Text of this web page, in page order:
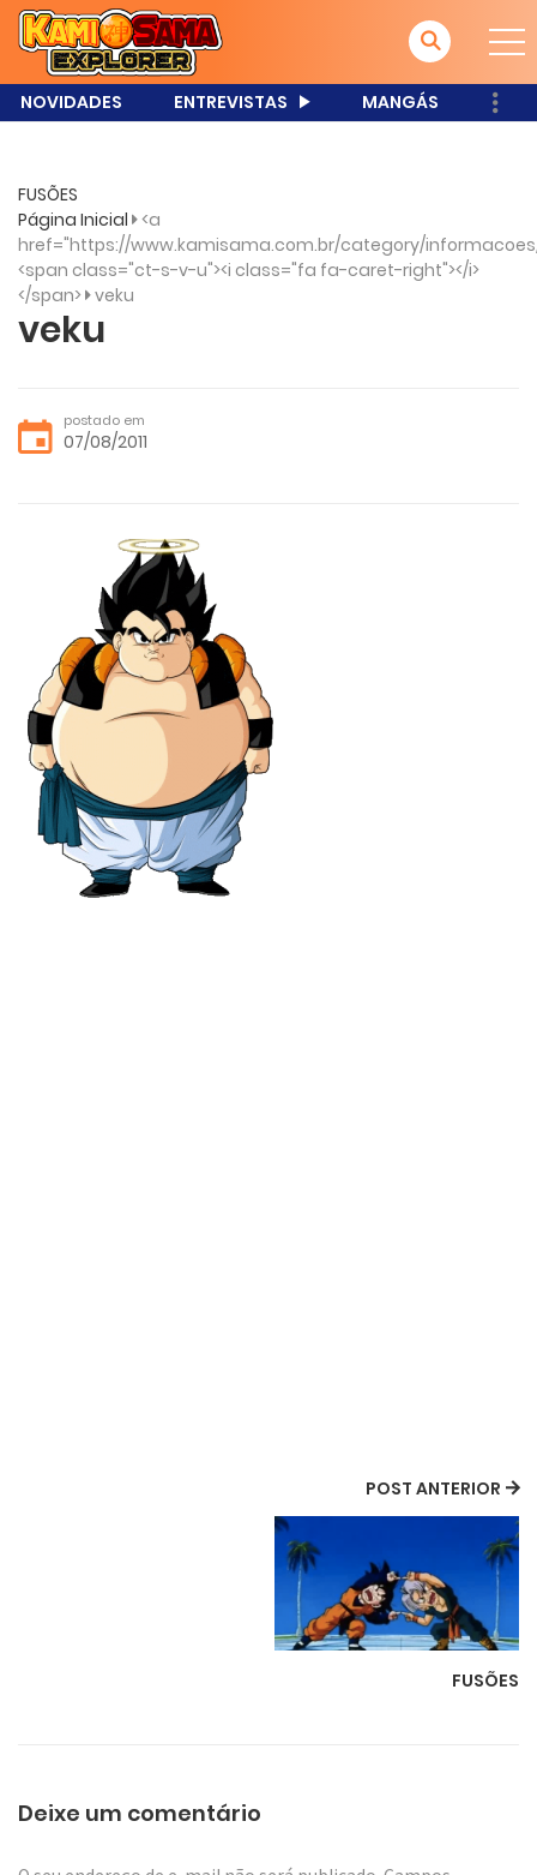
NOVIDADES ENTREVISTAS MANGÁS
FUSÕES
Página Inicial <a
href="https://www.kamisama.com.br/category/informacoes/
<span class="ct-s-v-u"><i class="fa fa-caret-right"></i>
</span> veku
veku
postado em
07/08/2011
POST ANTERIOR
FUSÕES
Deixe um comentário